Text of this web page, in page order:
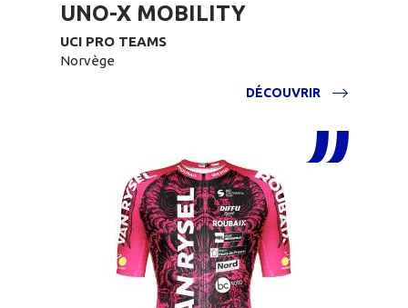
UNO-X MOBILITY
UCI PRO TEAMS
Norvège
DÉCOUVRIR